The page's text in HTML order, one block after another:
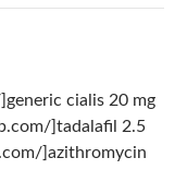
cialis 20 mg
]tadalafil 2.5
]azithromycin